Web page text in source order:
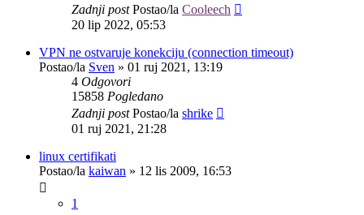
Zadnji postPostao/la Cooleech
20 lip 2022, 05:53
VPN ne ostvaruje konekciju (connection timeout)
Postao/la Sven » 01 ruj 2021, 13:19
4 Odgovori
15858 Pogledano
Zadnji postPostao/la shrike
01 ruj 2021, 21:28
linux certifikati
Postao/la kaiwan » 12 lis 2009, 16:53
1